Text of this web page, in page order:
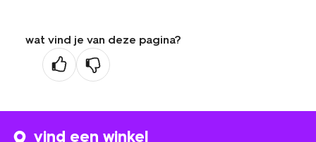
wat vind je van deze pagina?
vind een winkel